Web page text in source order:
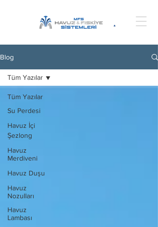
Blog
Tüm Yazılar
Su Perdesi
Havuz İçi
Şezlong
Havuz
Merdiveni
Havuz Duşu
Havuz
Nozulları
Havuz
Lambası
Tüm Yazılar